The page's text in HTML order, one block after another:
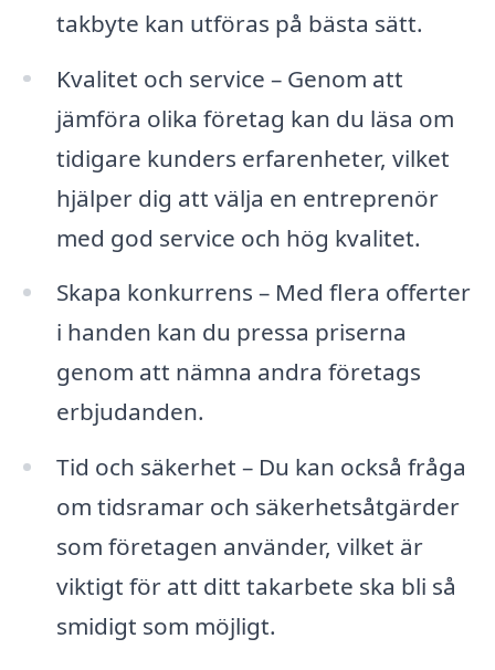
takbyte kan utföras på bästa sätt.
Kvalitet och service – Genom att
jämföra olika företag kan du läsa om
tidigare kunders erfarenheter, vilket
hjälper dig att välja en entreprenör
med god service och hög kvalitet.
Skapa konkurrens – Med flera offerter
i handen kan du pressa priserna
genom att nämna andra företags
erbjudanden.
Tid och säkerhet – Du kan också fråga
om tidsramar och säkerhetsåtgärder
som företagen använder, vilket är
viktigt för att ditt takarbete ska bli så
smidigt som möjligt.